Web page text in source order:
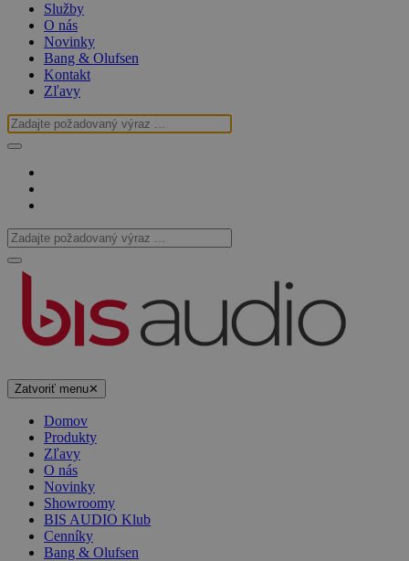
Služby
O nás
Novinky
Bang & Olufsen
Kontakt
Zľavy
Zatvoriť menu✕
Domov
Produkty
Zľavy
O nás
Novinky
Showroomy
BIS AUDIO Klub
Cenníky
Bang & Olufsen